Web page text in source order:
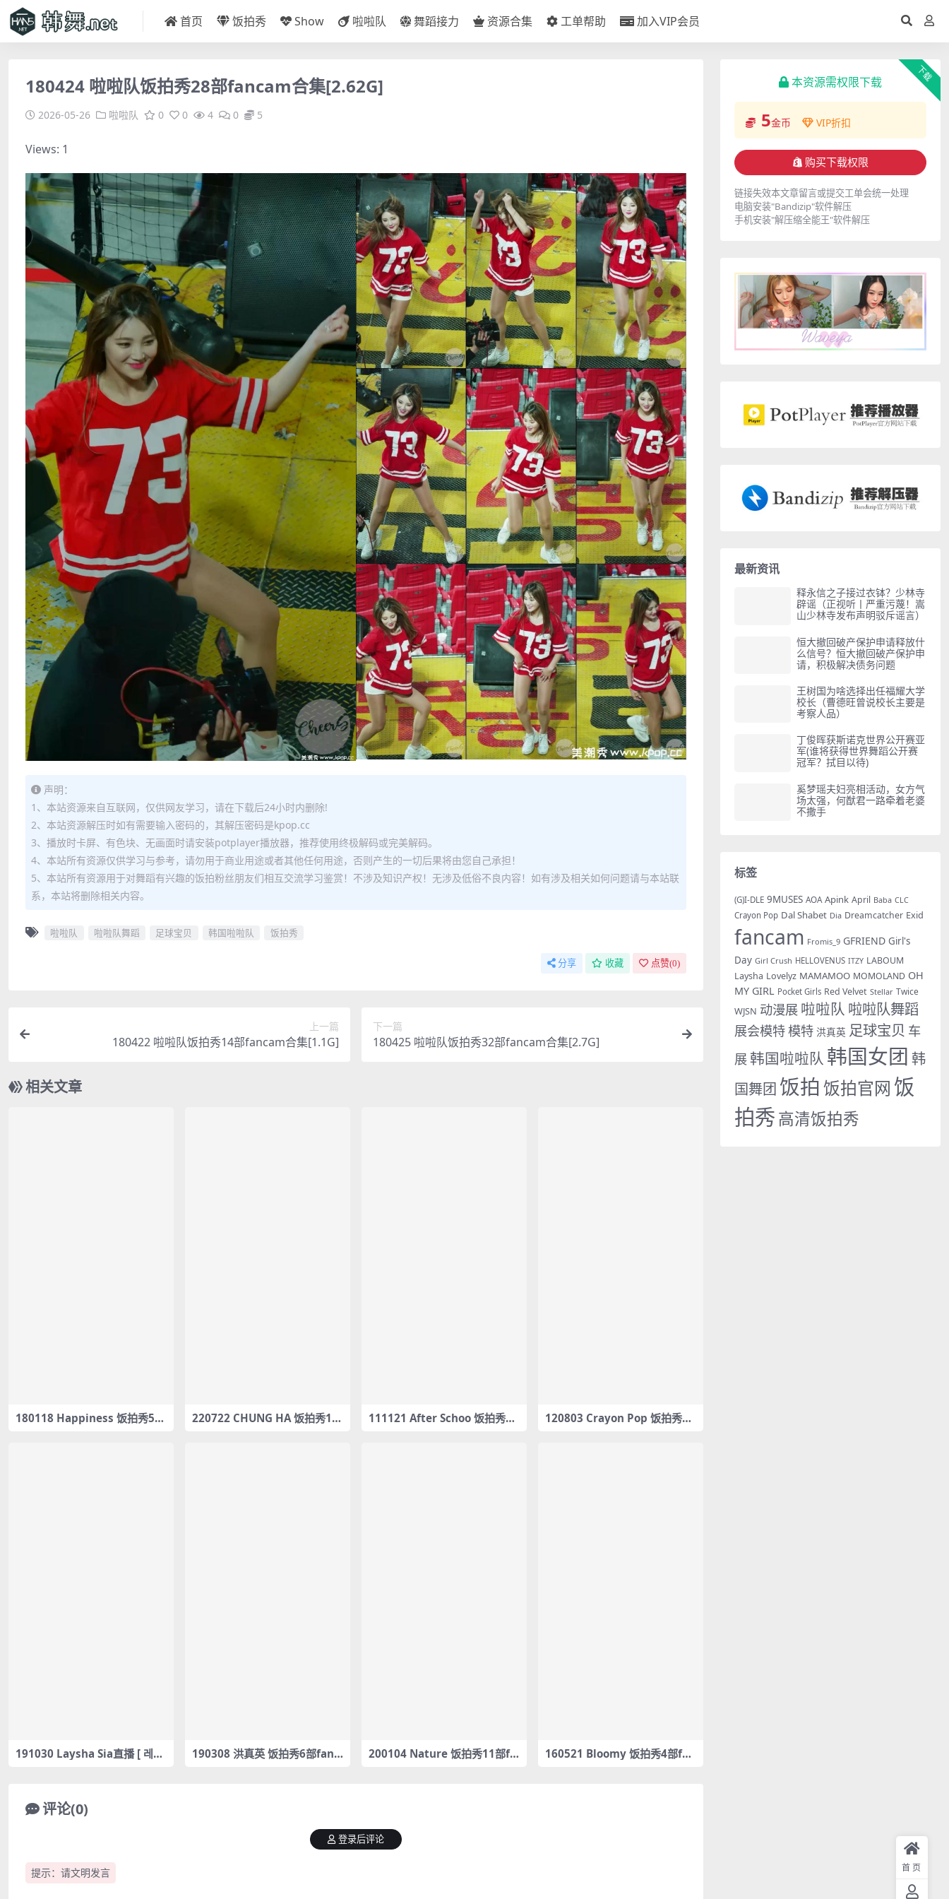
首页 饭拍秀 Show 啦啦队 舞蹈接力 资源合集 工单帮助 加入VIP会员
180424 啦啦队饭拍秀28部fancam合集[2.62G]
2026-05-26 啦啦队 0 0 4 0 5
Views: 1
声明：
1、本站资源来自互联网，仅供网友学习，请在下载后24小时内删除!
2、本站资源解压时如有需要输入密码的，其解压密码是kpop.cc
3、播放时卡屏、有色块、无画面时请安装potplayer播放器，推荐使用终极解码或完美解码。
4、本站所有资源仅供学习与参考，请勿用于商业用途或者其他任何用途，否则产生的一切后果将由您自己承担！
5、本站所有资源用于对舞蹈有兴趣的饭拍粉丝朋友们相互交流学习鉴赏！不涉及知识产权！无涉及低俗不良内容！如有涉及相关如何问题请与本站联
系，本站将删除相关内容。
啦啦队 啦啦队舞蹈 足球宝贝 韩国啦啦队 饭拍秀
分享 收藏 点赞(0)
上一篇
180422 啦啦队饭拍秀14部fancam合集[1.1G]
下一篇
180425 啦啦队饭拍秀32部fancam合集[2.7G]
相关文章
180118 Happiness 饭拍秀53
220722 CHUNG HA 饭拍秀1部
111121 After Schoo 饭拍秀1
120803 Crayon Pop 饭拍秀5
191030 Laysha Sia直播 [ 레이
190308 洪真英 饭拍秀6部fanc
200104 Nature 饭拍秀11部fa
160521 Bloomy 饭拍秀4部fan
评论(0)
提示：请文明发言
登录后评论
下载
本资源需权限下载
5金币 VIP折扣
购买下载权限
链接失效本文章留言或提交工单会统一处理
电脑安装"Bandizip"软件解压
手机安装"解压缩全能王"软件解压
最新资讯
释永信之子接过衣钵？少林寺
辟谣（正视听丨严重污蔑！嵩
山少林寺发布声明驳斥谣言）
恒大撤回破产保护申请释放什
么信号？恒大撤回破产保护申
请，积极解决债务问题
王树国为啥选择出任福耀大学
校长（曹德旺曾说校长主要是
考察人品）
丁俊晖获斯诺克世界公开赛亚
军(谁将获得世界舞蹈公开赛
冠军？拭目以待)
奚梦瑶夫妇亮相活动，女方气
场太强，何猷君一路牵着老婆
不撒手
标签
(G)I-DLE 9MUSES AOA Apink April Baba CLC
Crayon Pop Dal Shabet Dia Dreamcatcher Exid
fancam Fromis_9 GFRIEND Girl's
Day Girl Crush HELLOVENUS ITZY LABOUM
Laysha Lovelyz MAMAMOO MOMOLAND OH
MY GIRL Pocket Girls Red Velvet Stellar Twice
WJSN 动漫展 啦啦队 啦啦队舞蹈
展会模特模特 洪真英 足球宝贝 车
展韩国啦啦队 韩国女团 韩
国舞团 饭拍饭拍官网 饭
拍秀高清饭拍秀
首页